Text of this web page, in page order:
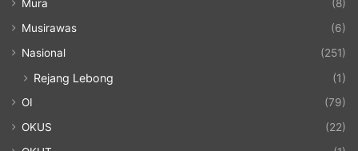
Mura
(8)
Musirawas
(6)
Nasional
(251)
Rejang Lebong (1)
OI
(79)
OKUS
(22)